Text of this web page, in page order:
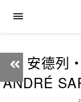
安德列
ANDRÉ